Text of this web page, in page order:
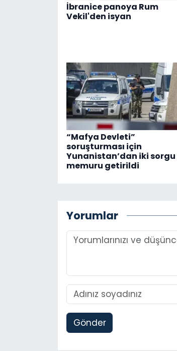
İbranice panoya Rum
Vekil'den isyan
“Mafya Devleti”
soruşturması için
Yunanistan’dan iki sorgu
memuru getirildi
Yorumlar
Gönder